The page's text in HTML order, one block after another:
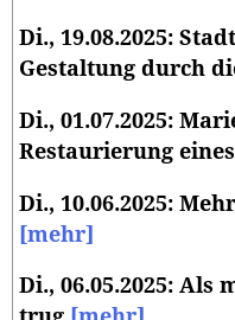
Di., 19.08.2025:
Gestaltung durch
Di., 01.07.2025:
Restaurierung
Di., 10.06.2025:
[mehr]
Di., 06.05.2025: Als